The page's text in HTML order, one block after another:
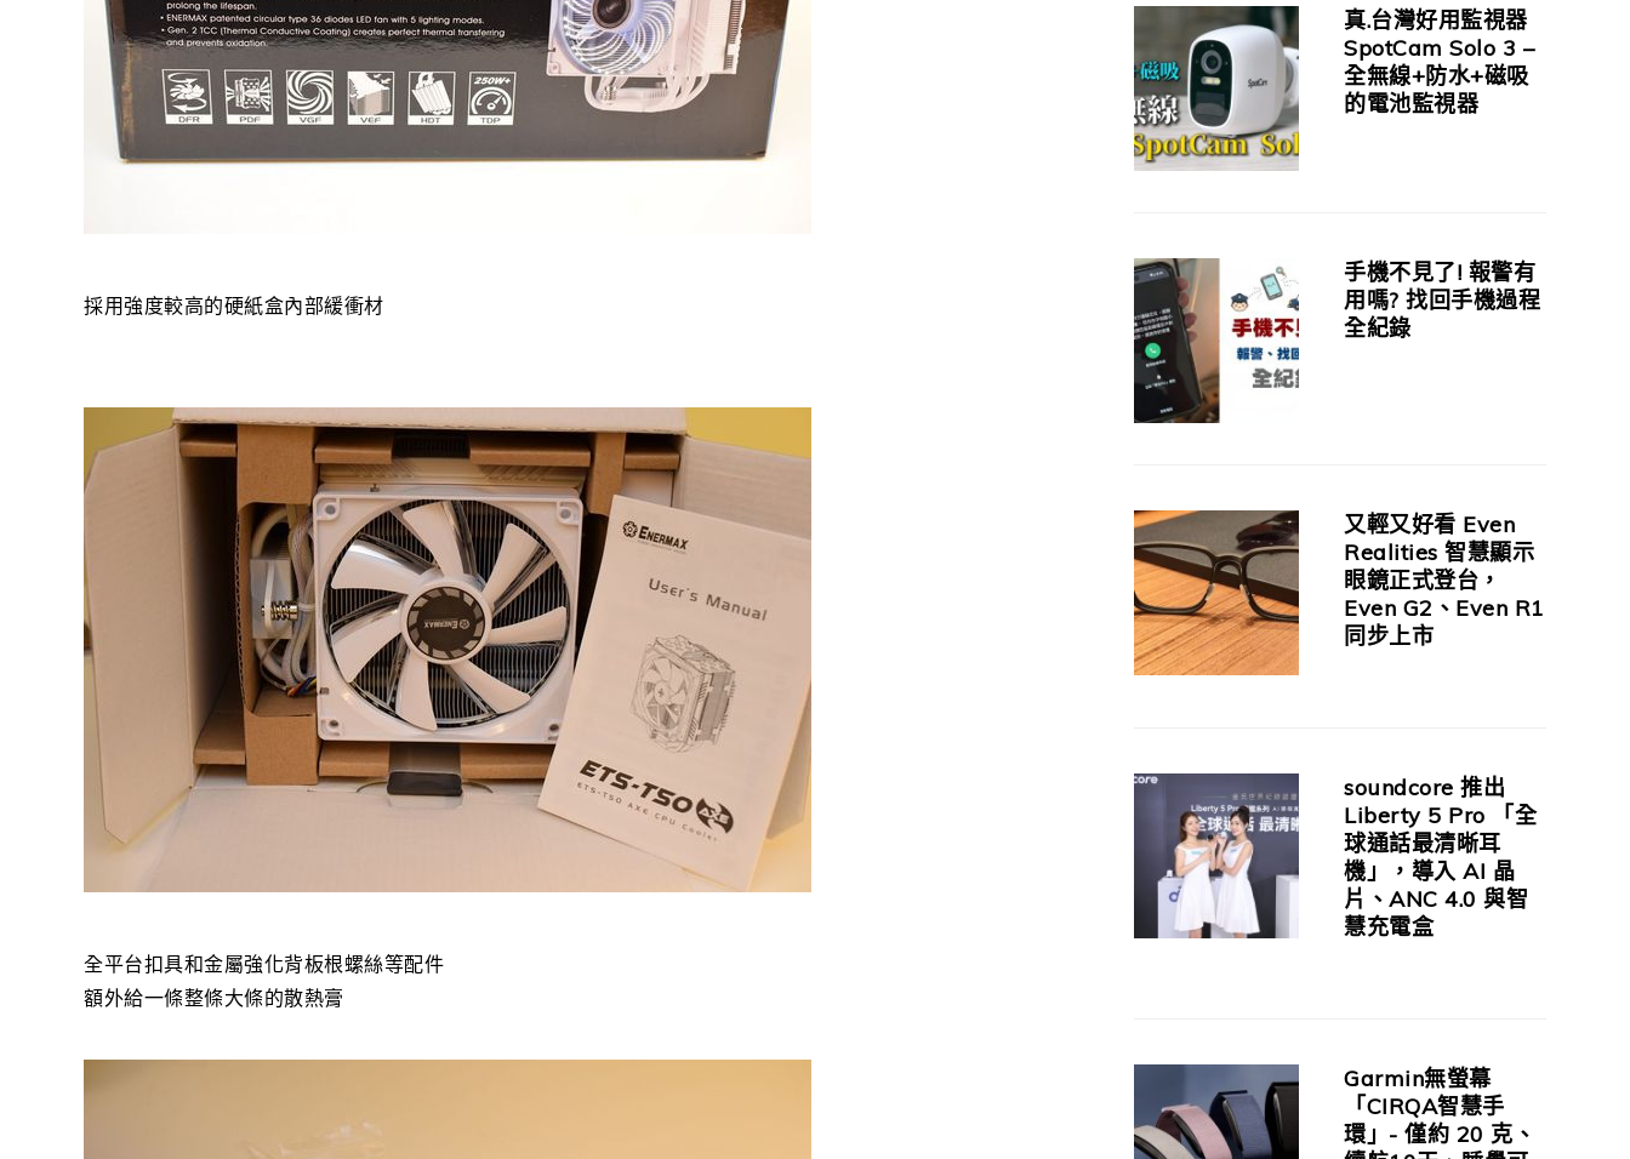
採用強度較高的硬紙盒內部緩衝材
全平台扣具和金屬強化背板根螺絲等配件
額外給一條整條大條的散熱膏
真.台灣好用監視器
SpotCam Solo 3 –
全無線+防水+磁吸
的電池監視器
手機不見了! 報警有
用嗎? 找回手機過程
全紀錄
又輕又好看 Even
Realities 智慧顯示
眼鏡正式登台，
Even G2、Even R1
同步上市
soundcore 推出
Liberty 5 Pro 「全
球通話最清晰耳
機」，導入 AI 晶
片、ANC 4.0 與智
慧充電盒
Garmin無螢幕
「CIRQA智慧手
環」- 僅約 20 克、